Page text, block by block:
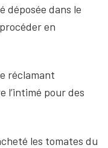
déposée dans le
en
réclamant
l’intimé pour des
les tomates du